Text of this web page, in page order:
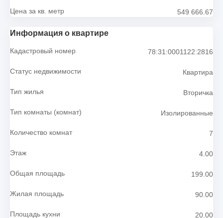
Цена за кв. метр 549 666.67
Информация о квартире
Кадастровый номер 78:31:0001122:2816
Статус недвижимости Квартира
Тип жилья Вторичка
Тип комнаты (комнат) Изолированные
Количество комнат 7
Этаж 4.00
Общая площадь 199.00
Жилая площадь 90.00
Площадь кухни 20.00